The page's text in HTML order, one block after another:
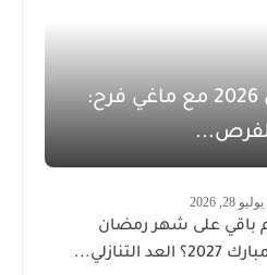
مفاجآت أغسطس 2026 مع ماغي فرح:
يوليو 28, 2026
باقي على شهر رمضان
العد التنازلي...